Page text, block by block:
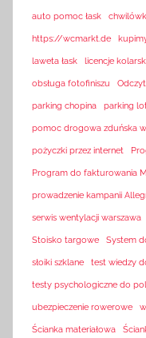
auto pomoc łask
https://wcmarkt.de
laweta łask licencje
obsługa fotofiniszu
parking chopina parking
pomoc drogowa zduńska
pożyczki przez internet
Program do fakturowania
prowadzenie kampanii
serwis wentylacji warszawa
Stoisko targowe System
słoiki szklane test wiedzy
testy psychologiczne do
ubezpieczenie rowerowe
Ścianka materiałowa